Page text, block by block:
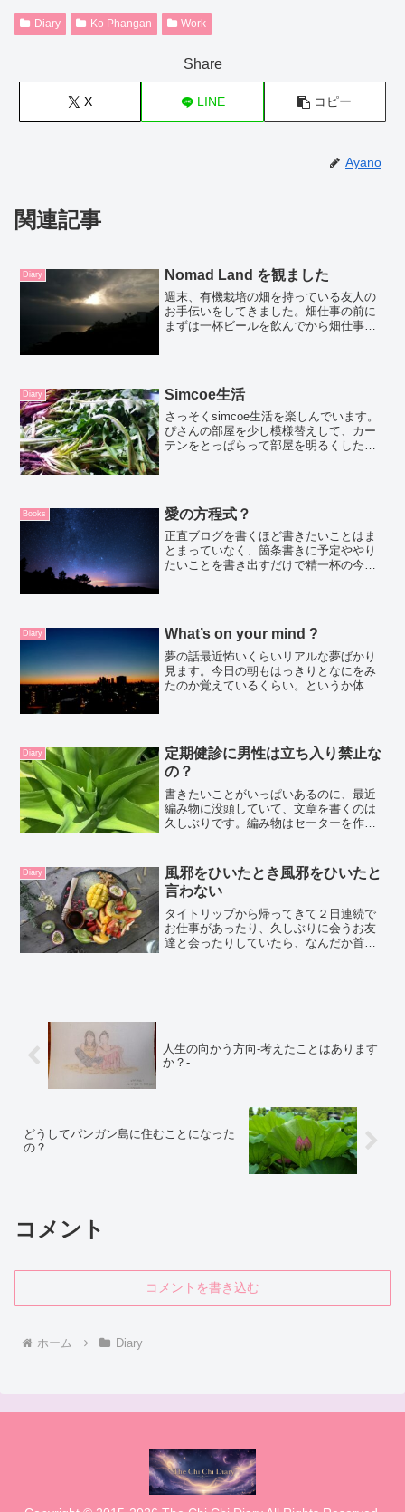
Diary Ko Phangan Work
Share
X LINE コピー
Ayano
関連記事
Diary Nomad Land を観ました
週末、有機栽培の畑を持っている友人の
お手伝いをしてきました。畑仕事の前に
まずは一杯ビールを飲んでから畑仕事わ
思議な感覚のまま、もくも...
Diary Simcoe生活
さっそくsimcoe生活を楽しんでいます。
ぴさんの部屋を少し模様替えして、カー
テンをとっぱらって部屋を明るくした。
作りたいなと思って...
Books 愛の方程式？
正直ブログを書くほど書きたいことはま
とまっていなく、箇条書きに予定ややり
たいことを書き出すだけで精一杯の今。
Diary What’s on your mind ?
夢の話最近怖いくらいリアルな夢ばかり
見ます。今日の朝もはっきりとなにをみ
たのか覚えているくらい。というか体
私だったらやらないだろうな...
Diary
定期健診に男性は立ち入り禁止な
の？
書きたいことがいっぱいあるのに、最近
編み物に没頭していて、文章を書くのは
久しぶりです。編み物はセーターを作り
基本のテクニックを思い出すため。久々
の編み物とっても楽しかっ...
Diary
風邪をひいたとき風邪をひいたと
言わない
タイトリップから帰ってきて２日連続で
お仕事があったり、久しぶりに会うお友
達と会ったりしていたら、なんだか首回
人生の向かう方向‐考えたことはあります
か？‐
どうしてパンガン島に住むことになった
の？
コメント
コメントを書き込む
ホーム Diary